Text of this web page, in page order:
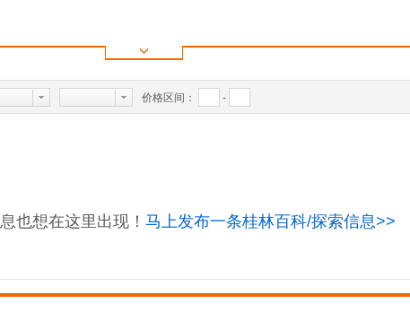
价格区间： -
也想在这里出现！ 马上发布一条桂林百科/探索信息>>